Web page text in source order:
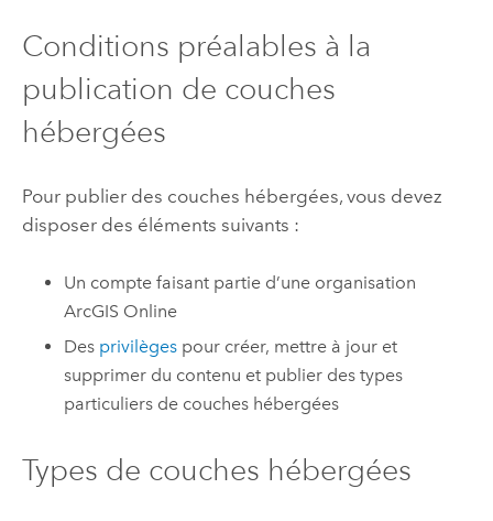
Conditions préalables à la
publication de couches
hébergées
Pour publier des couches hébergées, vous devez
disposer des éléments suivants :
Un compte faisant partie d’une organisation
ArcGIS Online
Des privilèges pour créer, mettre à jour et
supprimer du contenu et publier des types
particuliers de couches hébergées
Types de couches hébergées